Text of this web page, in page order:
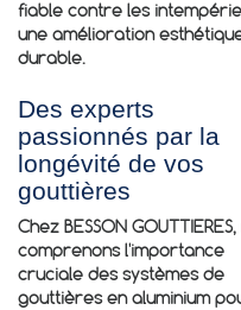
fiable contre les
une amélioration
durable.
Des experts
passionnés par la
longévité de vos
gouttières
Chez BESSON
comprenons l'importance
cruciale des systèmes de
gouttières en aluminium